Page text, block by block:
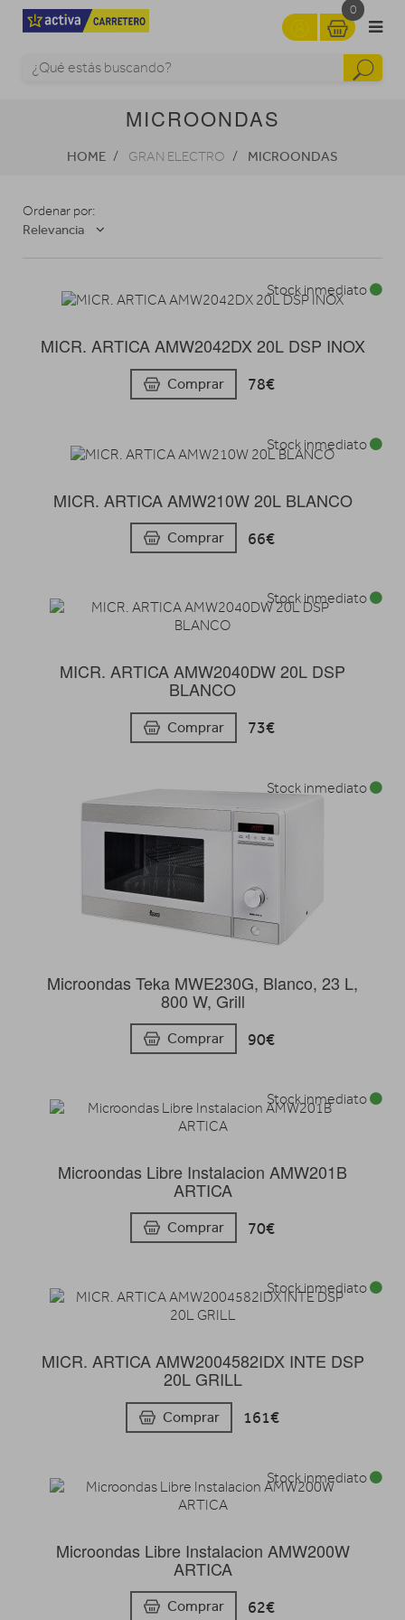
0
MICROONDAS
HOME GRAN ELECTRO MICROONDAS
Ordenar por:
Relevancia
MICR. ARTICA AMW2042DX 20L DSP INOX
Comprar 78€
Stock inmediato
MICR. ARTICA AMW210W 20L BLANCO
Comprar 66€
Stock inmediato
MICR. ARTICA AMW2040DW 20L DSP
BLANCO
Comprar 73€
Stock inmediato
Microondas Teka MWE230G, Blanco, 23 L,
800 W, Grill
Comprar 90€
Stock inmediato
Microondas Libre Instalacion AMW201B
ARTICA
Comprar 70€
Stock inmediato
MICR. ARTICA AMW2004582IDX INTE DSP
20L GRILL
Comprar 161€
Stock inmediato
Microondas Libre Instalacion AMW200W
ARTICA
Comprar 62€
Stock inmediato